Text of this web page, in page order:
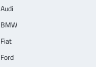
Audi
BMW
Fiat
Ford